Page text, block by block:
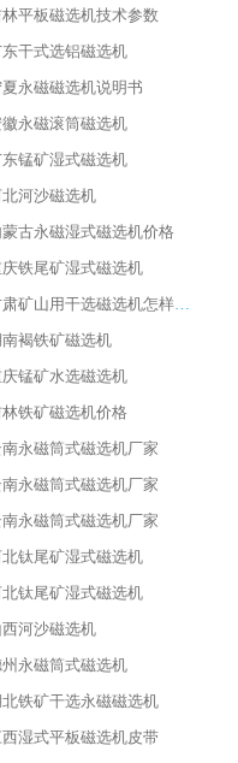
平板磁选机技术参数
东干式选铝磁选机
永磁磁选机说明书
永磁滚筒磁选机
东锰矿湿式磁选机
河沙磁选机
蒙古永磁湿式磁选机价格
铁尾矿湿式磁选机
甘肃矿山用干选磁选机怎样调磁
褐铁矿磁选机
锰矿水选磁选机
铁矿磁选机价格
永磁筒式磁选机厂家
永磁筒式磁选机厂家
永磁筒式磁选机厂家
钛尾矿湿式磁选机
钛尾矿湿式磁选机
西河沙磁选机
永磁筒式磁选机
铁矿干选永磁磁选机
湿式平板磁选机皮带